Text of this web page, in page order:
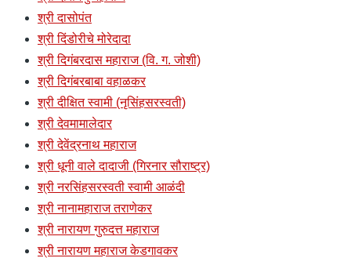
श्री दासोपंत
श्री दिंडोरीचे मोरेदादा
श्री दिगंबरदास महाराज (वि. ग. जोशी)
श्री दिगंबरबाबा वहाळकर
श्री दीक्षित स्वामी (नृसिंहसरस्वती)
श्री देवमामालेदार
श्री देवेंद्रनाथ महाराज
श्री धूनी वाले दादाजी (गिरनार सौराष्ट्र)
श्री नरसिंहसरस्वती स्वामी आळंदी
श्री नानामहाराज तराणेकर
श्री नारायण गुरुदत्त महाराज
श्री नारायण महाराज केडगावकर